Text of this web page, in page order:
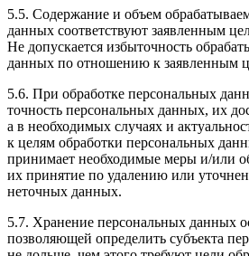
5.5. Содержание и объем
данных соответствуют заявленным
Не допускается избыточность
данных по отношению к заявленным
5.6. При обработке персональных
точность персональных данных, их
а в необходимых случаях и
к целям обработки персональных
принимает необходимые меры и/или
их принятие по удалению или
неточных данных.
5.7. Хранение персональных данных
позволяющей определить субъекта